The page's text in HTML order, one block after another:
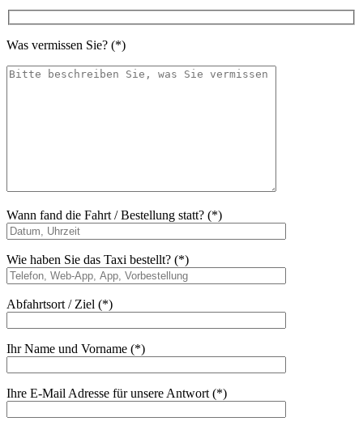
Was vermissen Sie? (*)
Wann fand die Fahrt / Bestellung statt? (*)
Wie haben Sie das Taxi bestellt? (*)
Abfahrtsort / Ziel (*)
Ihr Name und Vorname (*)
Ihre E-Mail Adresse für unsere Antwort (*)